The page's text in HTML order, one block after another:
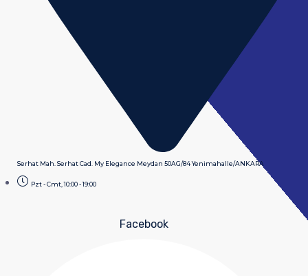
Serhat Mah. Serhat Cad. My Elegance Meydan 50AG/84 Yenimahalle/ANKARA
Pzt - Cmt, 10:00 - 19:00
Facebook